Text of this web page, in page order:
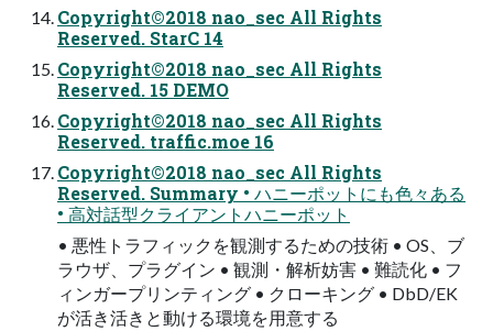
Copyright©2018 nao_sec All Rights
Reserved. StarC 14
Copyright©2018 nao_sec All Rights
Reserved. 15 DEMO
Copyright©2018 nao_sec All Rights
Reserved. traffic.moe 16
Copyright©2018 nao_sec All Rights
Reserved. Summary • ハニーポットにも色々ある
• 高対話型クライアントハニーポット
• 悪性トラフィックを観測するための技術 • OS、ブ
ラウザ、プラグイン • 観測・解析妨害 • 難読化 • フ
ィンガープリンティング • クローキング • DbD/EK
が活き活きと動ける環境を用意する